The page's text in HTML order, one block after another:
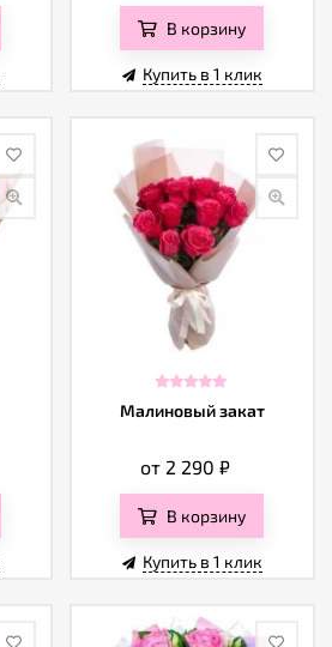
В корзину
Купить в 1 клик
Малиновый закат
от 2 290 ₽
В корзину
Купить в 1 клик